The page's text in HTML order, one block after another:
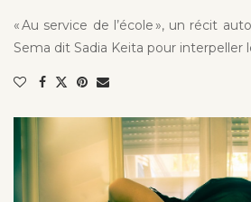
« Au service de l’école », un récit
Sema dit Sadia Keita pour interpeller